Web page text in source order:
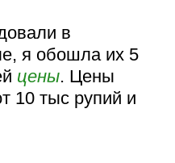
в
я обошла их 5
цены. Цены
10 тыс рупий и